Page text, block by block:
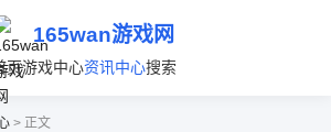
165wan游戏网
页游戏中心资讯中心搜索
> 正文